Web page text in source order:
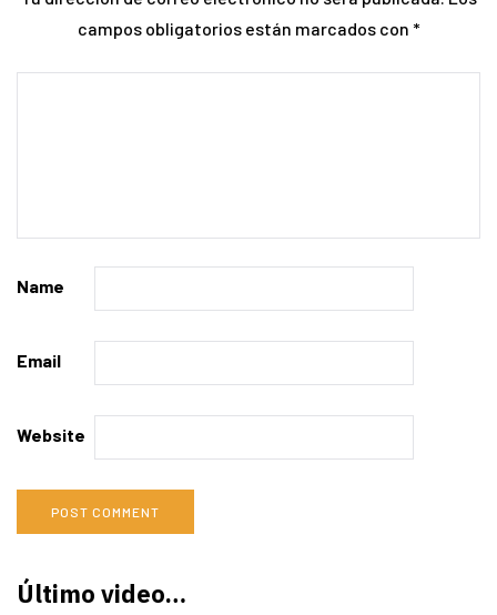
campos obligatorios están marcados con *
Name
Email
Website
Último video…